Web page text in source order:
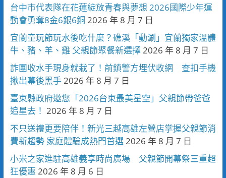
台中市代表隊在花蓮綻放青春與夢想 2026國際少年運
動會勇奪8金6銀6銅 2026 年 8 月 7 日
宜蘭童玩節玩水後吃什麼？礁溪「動涮」宜蘭獨家溫體
牛、豬、羊、雞 父親節聚餐新選擇2026 年 8 月 7 日
詐團收水手現身就栽了！前鎮警方埋伏收網 查扣手機
揪出幕後黑手2026 年 8 月 7 日
臺東縣政府邀您「2026台東最美星空」父親節帶爸爸
追星去！ 2026 年 8 月 7 日
不只送禮更要陪伴！新光三越高雄左營店掌握父親節消
費新趨勢 家庭體驗成熱門首選2026 年 8 月 7 日
小米之家進駐高雄義享時尚廣場 父親節開幕祭三重超
狂優惠 2026 年 8 月 6 日